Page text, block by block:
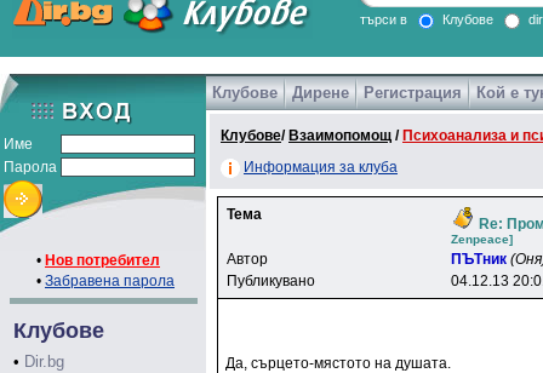
Games
търси в Клубове
Име
Парола
• Нов потребител
• Забравена парола
Клубове
• Dir.bg
Клубове Дирене Регистрация Кой е
Клубове/ Взаимопомощ / Психоанализа и
Информация за клуба
Тема
Re:
Zenpeace]
Автор ПЪТник
Публикувано
04.12.13
Да, сърцето-мястото на душата.